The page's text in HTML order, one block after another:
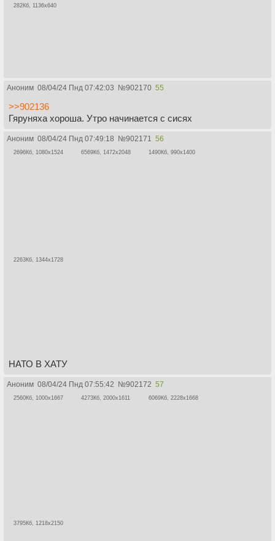
282Кб, 1136x640
Аноним 08/04/24 Пнд 07:42:03 №902170 55
>>902136
Гяруняха хороша. Утро начинается с сисях
Аноним 08/04/24 Пнд 07:49:18 №902171 56
2696Кб, 1080x1524 6569Кб, 1472x2048 1490Кб, 990x1400
2263Кб, 1344x1728
НАТО В ХАТУ
Аноним 08/04/24 Пнд 07:55:42 №902172 57
2560Кб, 1000x1667 4273Кб, 2000x1611 6069Кб, 2228x1668
3795Кб, 1218x2150